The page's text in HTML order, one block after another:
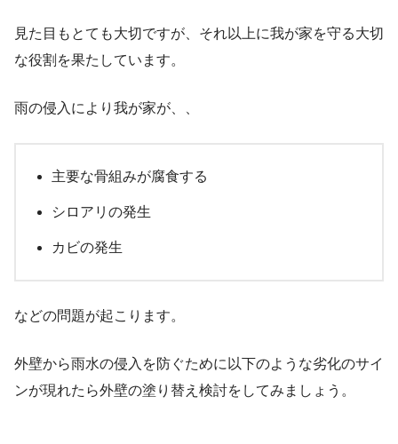
見た目もとても大切ですが、それ以上に我が家を守る大切
な役割を果たしています。
雨の侵入により我が家が、、
主要な骨組みが腐食する
シロアリの発生
カビの発生
などの問題が起こります。
外壁から雨水の侵入を防ぐために以下のような劣化のサイ
ンが現れたら外壁の塗り替え検討をしてみましょう。